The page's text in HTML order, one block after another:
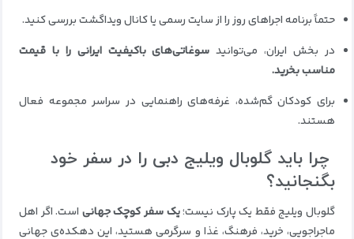
حتماً برنامه اجراهای روز را از سایت رسمی یا کانال ویداگشت بررسی کنید.
در بخش ایران، می‌توانید سوغاتی‌های باکیفیت ایرانی را با قیمت
مناسب بخرید.
برای کودکان گم‌شده، غرفه‌های راهنمایی در سراسر مجموعه فعال
هستند.
چرا باید گلوبال ویلیج دبی را در سفر خود
بگنجانید؟
گلوبال ویلیج فقط یک پارک نیست؛یک سفر کوچک جهانی است. اگر اهل
ماجراجویی، خرید، فرهنگ، غذا و سرگرمی هستید، این دهکده‌ی جهانی